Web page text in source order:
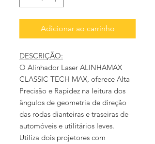
Adicionar ao carrinho
DESCRIÇÃO:
O Alinhador Laser ALINHAMAX
CLASSIC TECH MAX, oferece Alta
Precisão e Rapidez na leitura dos
ângulos de geometria de direção
das rodas dianteiras e traseiras de
automóveis e utilitários leves.
Utiliza dois projetores com